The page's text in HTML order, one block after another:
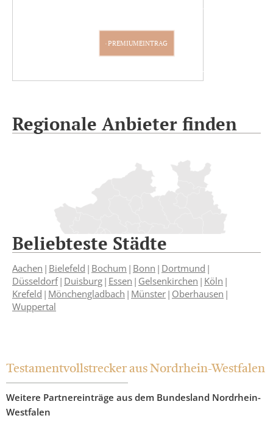
PARTNER WERDEN
PREMIUMEINTRAG
Regionale Anbieter finden
Beliebteste Städte
Aachen Bielefeld Bochum Bonn Dortmund
Düsseldorf Duisburg Essen Gelsenkirchen Köln
Krefeld Mönchengladbach Münster Oberhausen
Wuppertal
Testamentvollstrecker aus Nordrhein-Westfalen
Weitere Partnereinträge aus dem Bundesland Nordrhein-
Westfalen